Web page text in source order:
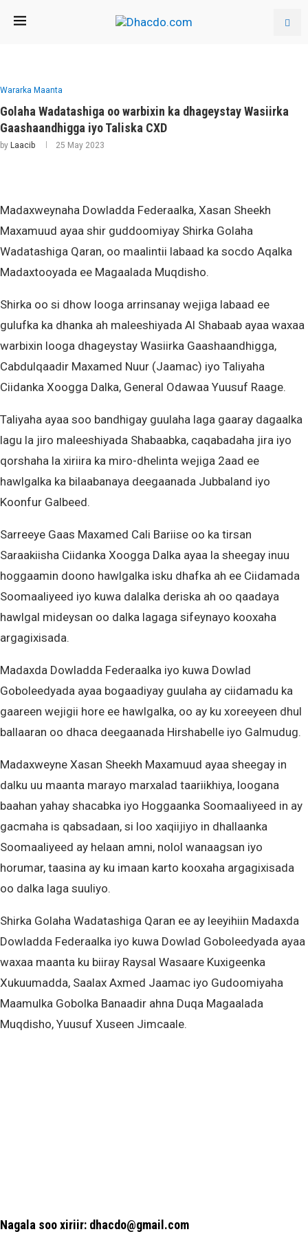
Wararka Maanta
Golaha Wadatashiga oo warbixin ka dhageystay Wasiirka
Gaashaandhigga iyo Taliska CXD
by Laacib 25 May 2023
Madaxweynaha Dowladda Federaalka, Xasan Sheekh
Maxamuud ayaa shir guddoomiyay Shirka Golaha
Wadatashiga Qaran, oo maalintii labaad ka socdo Aqalka
Madaxtooyada ee Magaalada Muqdisho.
Shirka oo si dhow looga arrinsanay wejiga labaad ee
gulufka ka dhanka ah maleeshiyada Al Shabaab ayaa waxaa
warbixin looga dhageystay Wasiirka Gaashaandhigga,
Cabdulqaadir Maxamed Nuur (Jaamac) iyo Taliyaha
Ciidanka Xoogga Dalka, General Odawaa Yuusuf Raage.
Taliyaha ayaa soo bandhigay guulaha laga gaaray dagaalka
lagu la jiro maleeshiyada Shabaabka, caqabadaha jira iyo
qorshaha la xiriira ka miro-dhelinta wejiga 2aad ee
hawlgalka ka bilaabanaya deegaanada Jubbaland iyo
Koonfur Galbeed.
Sarreeye Gaas Maxamed Cali Bariise oo ka tirsan
Saraakiisha Ciidanka Xoogga Dalka ayaa la sheegay inuu
hoggaamin doono hawlgalka isku dhafka ah ee Ciidamada
Soomaaliyeed iyo kuwa dalalka deriska ah oo qaadaya
hawlgal mideysan oo dalka lagaga sifeynayo kooxaha
argagixisada.
Madaxda Dowladda Federaalka iyo kuwa Dowlad
Goboleedyada ayaa bogaadiyay guulaha ay ciidamadu ka
gaareen wejigii hore ee hawlgalka, oo ay ku xoreeyeen dhul
ballaaran oo dhaca deegaanada Hirshabelle iyo Galmudug.
Madaxweyne Xasan Sheekh Maxamuud ayaa sheegay in
dalku uu maanta marayo marxalad taariikhiya, loogana
baahan yahay shacabka iyo Hoggaanka Soomaaliyeed in ay
gacmaha is qabsadaan, si loo xaqiijiyo in dhallaanka
Soomaaliyeed ay helaan amni, nolol wanaagsan iyo
horumar, taasina ay ku imaan karto kooxaha argagixisada
oo dalka laga suuliyo.
Shirka Golaha Wadatashiga Qaran ee ay leeyihiin Madaxda
Dowladda Federaalka iyo kuwa Dowlad Goboleedyada ayaa
waxaa maanta ku biiray Raysal Wasaare Kuxigeenka
Xukuumadda, Saalax Axmed Jaamac iyo Gudoomiyaha
Maamulka Gobolka Banaadir ahna Duqa Magaalada
Muqdisho, Yuusuf Xuseen Jimcaale.
Nagala soo xiriir: dhacdo@gmail.com